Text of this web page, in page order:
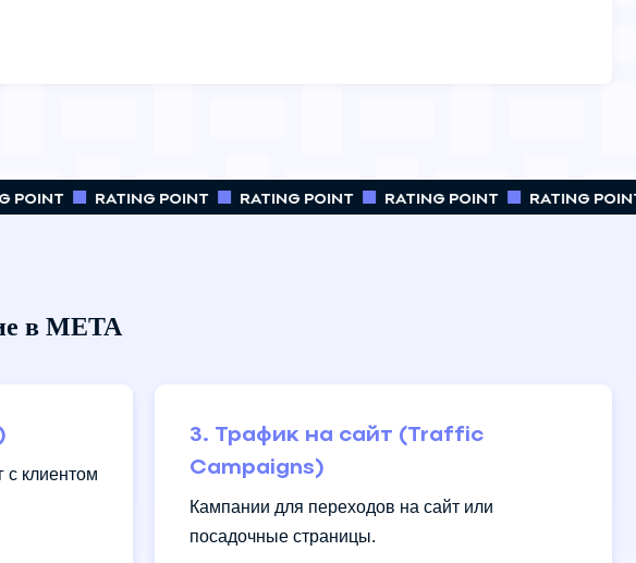
POINT RATING POINT RATING POINT RATING POINT RATING POINT
в META
с клиентом
3. Трафик на сайт (Traffic
Campaigns)
Кампании для переходов на сайт или
посадочные страницы.